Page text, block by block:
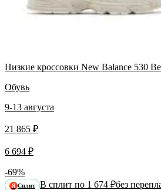
Низкие кроссовки New Balance 530
Обувь
9-13 августа
21 865 ₽
6 694 ₽
-69%
Я Сплит В сплит по 1 674 ₽без